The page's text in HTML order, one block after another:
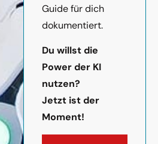
Guide für dich
dokumentiert.
Du willst die
Power der KI
nutzen?
Jetzt ist der
Moment!